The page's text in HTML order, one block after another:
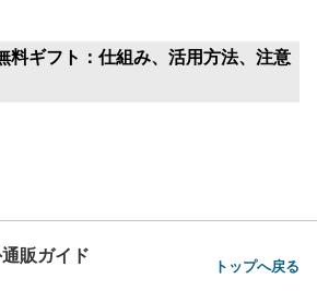
料ギフト：仕組み、活用方法、注意
販ガイド トップへ戻る